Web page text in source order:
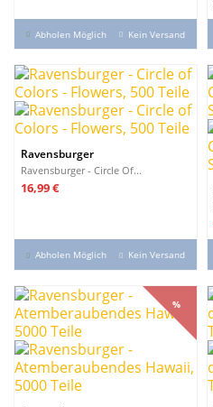
Abholen Möglich Kein Versand
Ravensburger
Ravensburger - Circle Of...
Preis
16,99 €
Abholen Möglich Kein Versand
%
%